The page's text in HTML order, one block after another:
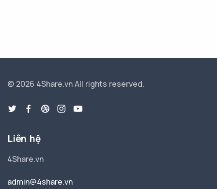
© 2026 4Share.vnAll rights reserved.
Liên hệ
4Share.vn
admin@4share.vn